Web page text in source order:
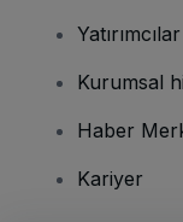
Yatırımcılar
Kurumsal
Haber
Kariyer